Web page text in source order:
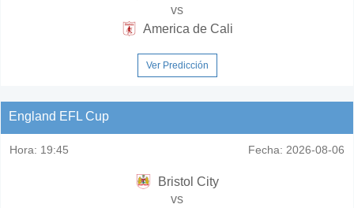
vs
America de Cali
Ver Predicción
England EFL Cup
Hora: 19:45 Fecha: 2026-08-06
Bristol City
vs